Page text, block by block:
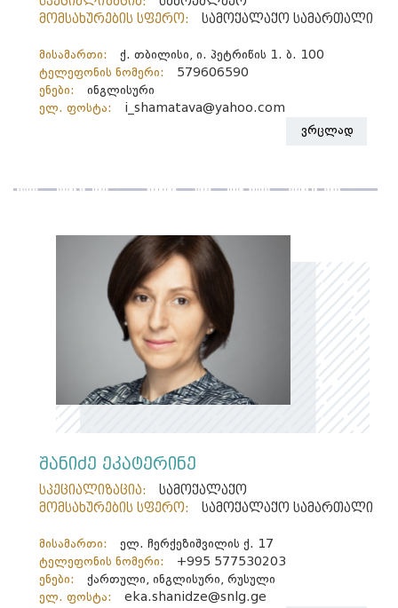
მომსახურების სფერო:
სამოქალაქო სამართალი
მისამართი:
ქ. თბილისი, ი. პეტრიწის 1. ბ. 100
ტელეფონის ნომერი:
579606590
ენები:
ინგლისური
ელ. ფოსტა:
i_shamatava@yahoo.com
ვრცლად
შანიძე ეკატერინე
სპეციალიზაცია:
სამოქალაქო
მომსახურების სფერო:
სამოქალაქო სამართალი
მისამართი:
ელ. ჩერქეზიშვილის ქ. 17
ტელეფონის ნომერი:
+995 577530203
ენები:
ქართული, ინგლისური, რუსული
ელ. ფოსტა:
eka.shanidze@snlg.ge